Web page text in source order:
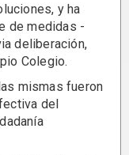
y ha
de medidas -
deliberación,
Colegio.
mismas fueron
del